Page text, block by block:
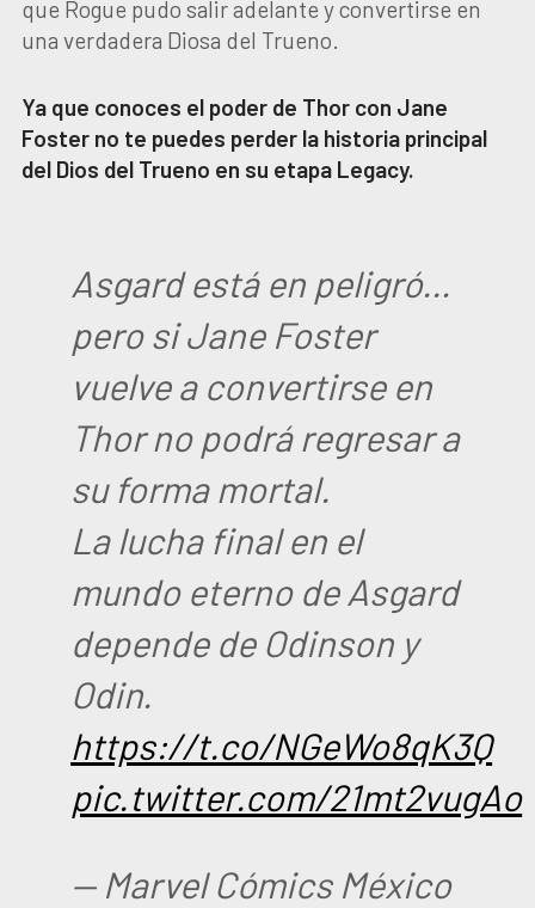
que Rogue pudo salir adelante y convertirse en
una verdadera Diosa del Trueno.
Ya que conoces el poder de Thor con Jane
Foster no te puedes perder la historia principal
del Dios del Trueno en su etapa Legacy.
Asgard está en peligró…
pero si Jane Foster
vuelve a convertirse en
Thor no podrá regresar a
su forma mortal.
La lucha final en el
mundo eterno de Asgard
depende de Odinson y
Odin.
https://t.co/NGeWo8qK3Q
pic.twitter.com/21mt2vugAo
— Marvel Cómics México